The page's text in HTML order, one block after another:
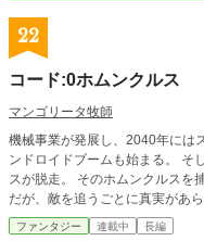
22
コード:0ホムンクルス
マンゴリータ牧師
機械事業が発展し、2040年には
ンドロイドブームも始まる。 そ
スが脱走。 そのホムンクルスを
だが、敵を追うごとに真実があ
ファンタジー 連載中 長編